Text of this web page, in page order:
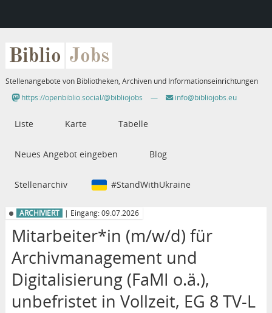
Biblio Jobs
Stellenangebote von Bibliotheken, Archiven und Informationseinrichtungen
https://openbiblio.social/@bibliojobs
— info@bibliojobs.eu
Liste Karte Tabelle
Neues Angebot eingeben Blog
Stellenarchiv #StandWithUkraine
ARCHIVIERT | Eingang: 09.07.2026
Mitarbeiter*in (m/w/d) für
Archivmanagement und
Digitalisierung (FaMI o.ä.),
unbefristet in Vollzeit, EG 8 TV-L